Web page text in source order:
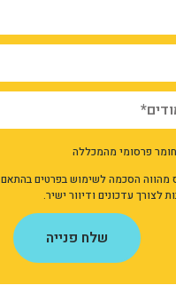
פרסומי מהמכללה
הפרטיות
מהווה הסכמה לשימוש בפרטים בהתאם
לצורך עדכונים ודיוור ישיר.
שלח פנייה